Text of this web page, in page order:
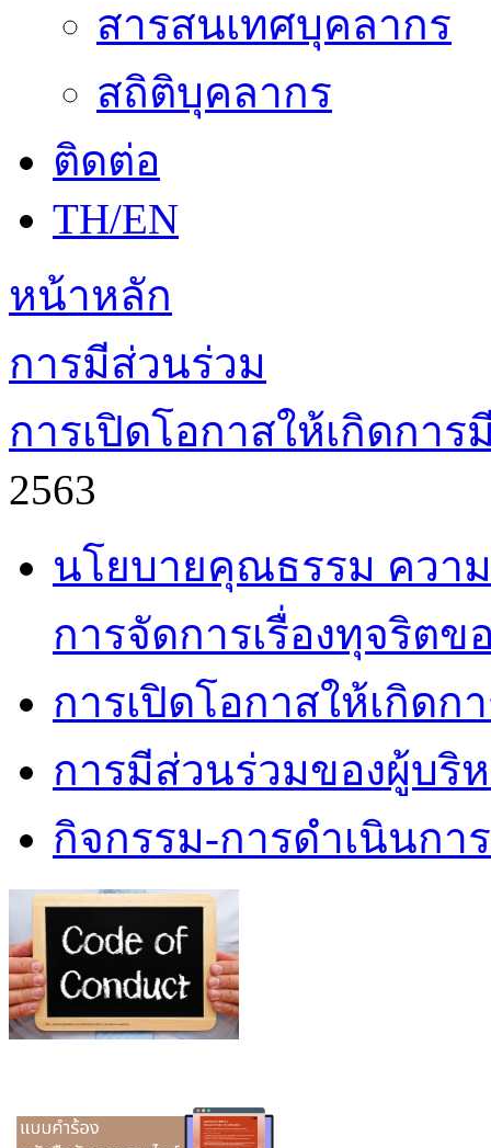
สารสนเทศบุคลากร
สถิติบุคลากร
ติดต่อ
TH/EN
หน้าหลัก
การมีส่วนร่วม
การเปิดโอกาสให้เกิดกา
2563
นโยบายคุณธรรม ควา
การจัดการเรื่องทุจริตข
การเปิดโอกาสให้เกิดก
การมีส่วนร่วมของผู้บริ
กิจกรรม-การดำเนินก